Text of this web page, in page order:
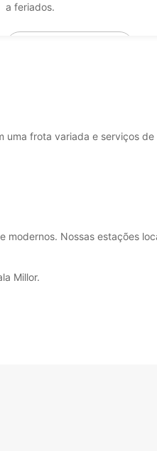
a feriados.
uma frota variada e serviços
modernos. Nossas estações
Millor.